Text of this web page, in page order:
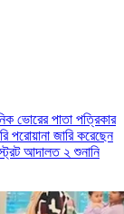
ভোরের পাতা পত্রিকার
পরোয়ানা জারি করেছেন
আদালত ২ শুনানি